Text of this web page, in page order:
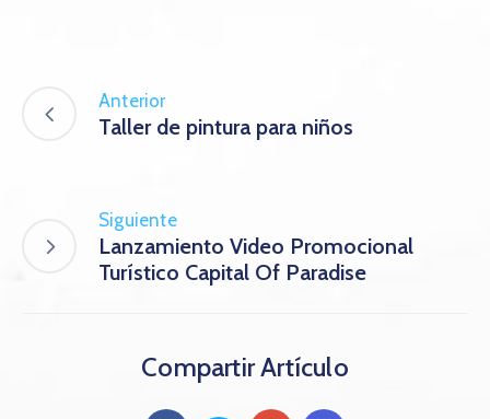
Anterior
Taller de pintura para niños
Siguiente
Lanzamiento Video Promocional
Turístico Capital Of Paradise
Compartir Artículo